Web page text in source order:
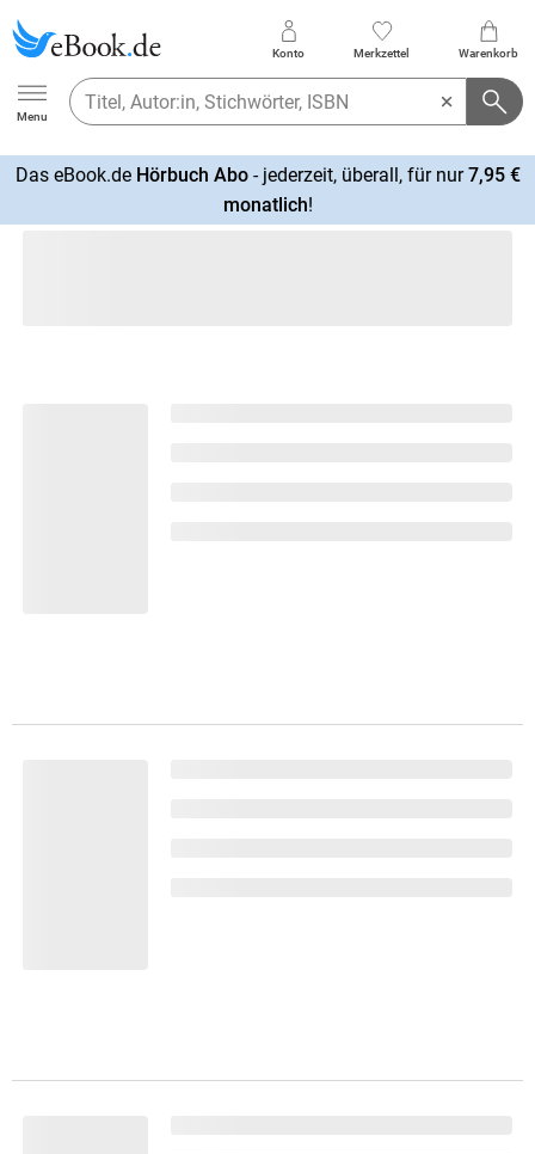
Ebook.de
Menu
Konto Merkzettel Warenkorb
Das eBook.de Hörbuch Abo- jederzeit, überall, für nur7,95 €
monatlich!